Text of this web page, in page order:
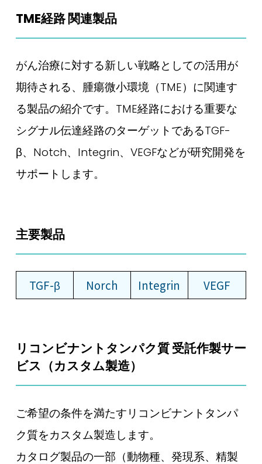
TME経路 関連製品
がん治療に対する新しい戦略としての活用が
期待される、腫瘍微小環境（TME）に関連す
る製品の紹介です。TME経路における重要な
シグナル伝達経路のターゲットであるTGF-
β、Notch、Integrin、VEGFなどが研究開発を
サポートします。
主要製品
TGF-β Norch Integrin VEGF
リコンビナントタンパク質 受託作製サー
ビス（カスタム製造）
ご希望の条件を満たすリコンビナントタンパ
ク質をカスタム製造します。
カタログ製品の一部（動物種、発現系、精製